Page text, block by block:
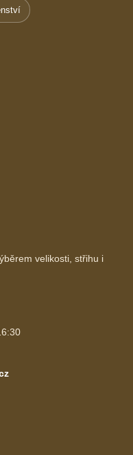
velikosti, střihu i